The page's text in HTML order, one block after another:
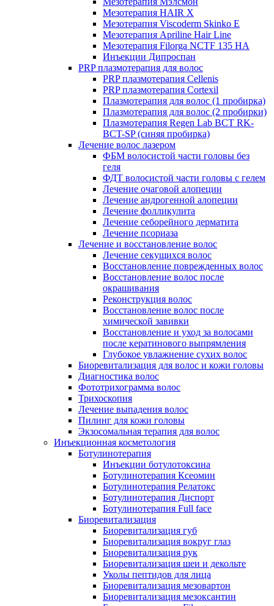
Мезотерапия HAIR X
Мезотерапия Viscoderm Skinko E
Мезотерапия Apriline Hair Line
Мезотерапия Filorga NCTF 135 HA
Инъекции Дипроспан
PRP плазмотерапия для волос
PRP плазмотерапия Cellenis
PRP плазмотерапия Cortexil
Плазмотерапия для волос (1 пробирка)
Плазмотерапия для волос (2 пробирки)
Плазмотерапия Regen Lab BCT RK-
BCT-SP (синяя пробирка)
Лечение волос лазером
ФБМ волосистой части головы без
геля
ФДТ волосистой части головы с гелем
Лечение очаговой алопеции
Лечение андрогенной алопеции
Лечение фолликулита
Лечение себорейного дерматита
Лечение псориаза
Лечение и восстановление волос
Лечение секущихся волос
Восстановление поврежденных волос
Восстановление волос после
окрашивания
Реконструкция волос
Восстановление волос после
химической завивки
Восстановление и уход за волосами
после кератинового выпрямления
Глубокое увлажнение сухих волос
Биоревитализация для волос и кожи головы
Диагностика волос
Фототрихограмма волос
Трихоскопия
Лечение выпадения волос
Пилинг для кожи головы
Экзосомальная терапия для волос
Инъекционная косметология
Ботулинотерапия
Инъекции ботулотоксина
Ботулинотерапия Ксеомин
Ботулинотерапия Релатокс
Ботулинотерапия Диспорт
Ботулинотерапия Full face
Биоревитализация
Биоревитализация губ
Биоревитализация вокруг глаз
Биоревитализация рук
Биоревитализация шеи и декольте
Уколы пептидов для лица
Биоревитализация мезовартон
Биоревитализация мезоксантин